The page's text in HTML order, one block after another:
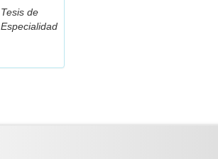
Tesis de
Especialidad